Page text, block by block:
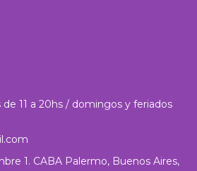
de 11 a 20hs / domingos y feriados
1. CABA Palermo, Buenos Aires,